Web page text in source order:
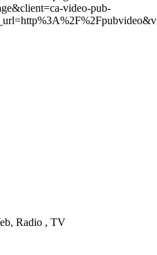
video-pub-
Radio , TV